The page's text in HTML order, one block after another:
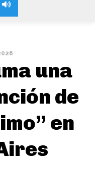
una
de
en